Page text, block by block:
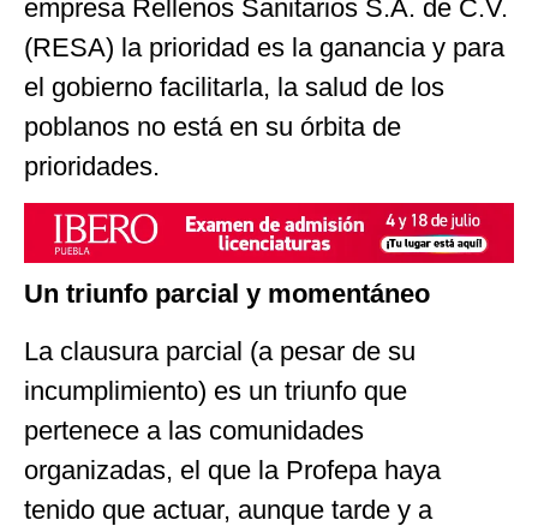
empresa Rellenos Sanitarios S.A. de C.V.
(RESA) la prioridad es la ganancia y para
el gobierno facilitarla, la salud de los
poblanos no está en su órbita de
prioridades.
Un triunfo parcial y momentáneo
La clausura parcial (a pesar de su
incumplimiento) es un triunfo que
pertenece a las comunidades
organizadas, el que la Profepa haya
tenido que actuar, aunque tarde y a